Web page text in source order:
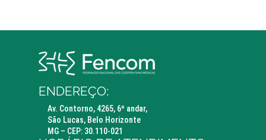
ENDEREÇO:
Av. Contorno, 4265, 6º andar,
São Lucas, Belo Horizonte
MG – CEP: 30.110-021